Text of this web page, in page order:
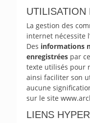
UTILISATION
La gestion des
internet nécessite
Des informations
enregistrées par
texte utilisés pour
ainsi faciliter son
aucune
sur le site
LIENS